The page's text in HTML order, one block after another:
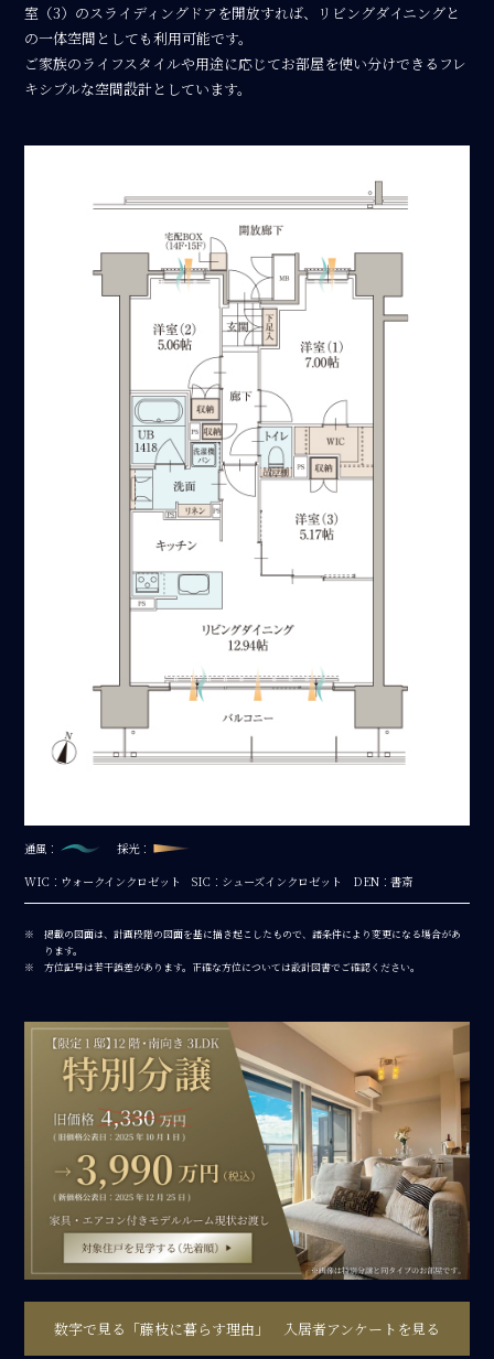
室（3）のスライディングドアを開放すれば、リビングダイニングと
の一体空間としても利用可能です。
ご家族のライフスタイルや用途に応じてお部屋を使い分けできるフレ
キシブルな空間設計としています。
通風：
採光：
WIC：ウォークインクロゼット
SIC：シューズインクロゼット DEN：書斎
掲載の図面は、計画段階の図面を基に描き起こしたもので、諸条件により変更になる場合があ
ります。
方位記号は若干誤差があります。正確な方位については設計図書でご確認ください。
数字で見る「藤枝に暮らす理由」 入居者アンケートを見る